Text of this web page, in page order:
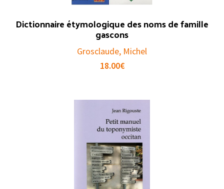
Dictionnaire étymologique des noms de famille
gascons
Grosclaude, Michel
18.00€